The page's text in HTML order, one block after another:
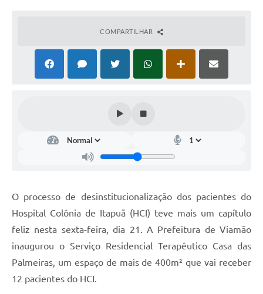
COMPARTILHAR
O processo de desinstitucionalização dos pacientes do
Hospital Colônia de Itapuã (HCI) teve mais um capítulo
feliz nesta sexta-feira, dia 21. A Prefeitura de Viamão
inaugurou o Serviço Residencial Terapêutico Casa das
Palmeiras, um espaço de mais de 400m² que vai receber
12 pacientes do HCI.